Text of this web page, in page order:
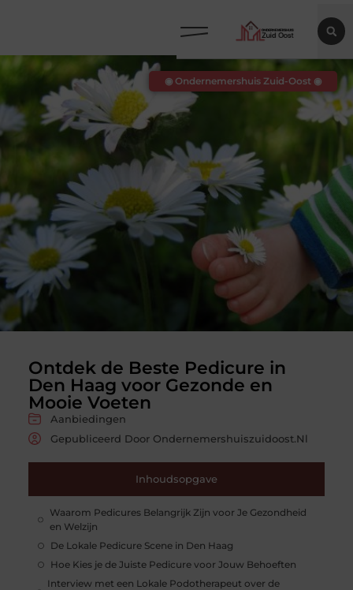
Ontdek de Beste Pedicure in
Den Haag voor Gezonde en
Mooie Voeten
Aanbiedingen
Gepubliceerd Door Ondernemershuiszuidoost.nl
Inhoudsopgave
Waarom Pedicures Belangrijk Zijn voor Je Gezondheid
en Welzijn
De Lokale Pedicure Scene in Den Haag
Hoe Kies je de Juiste Pedicure voor Jouw Behoeften
Interview met een Lokale Podotherapeut over de
◉ Ondernemershuis Zuid-Oost ◉